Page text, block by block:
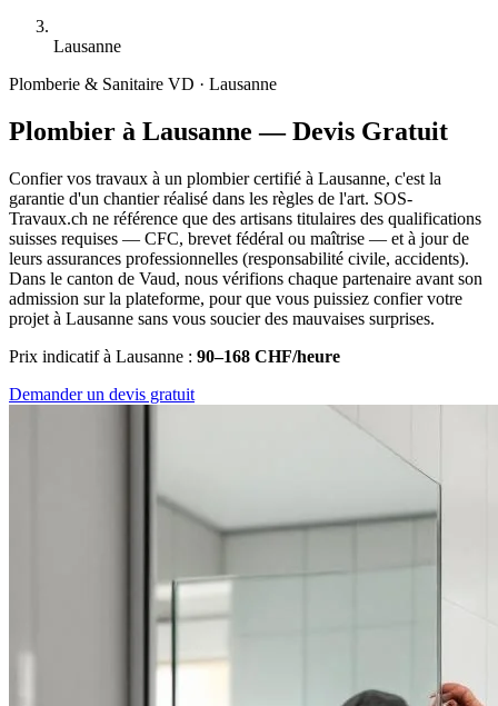
Lausanne
Plomberie & Sanitaire VD · Lausanne
Plombier à Lausanne — Devis Gratuit
Confier vos travaux à un plombier certifié à Lausanne, c'est la
garantie d'un chantier réalisé dans les règles de l'art. SOS-
Travaux.ch ne référence que des artisans titulaires des qualifications
suisses requises — CFC, brevet fédéral ou maîtrise — et à jour de
leurs assurances professionnelles (responsabilité civile, accidents).
Dans le canton de Vaud, nous vérifions chaque partenaire avant son
admission sur la plateforme, pour que vous puissiez confier votre
projet à Lausanne sans vous soucier des mauvaises surprises.
Prix indicatif à Lausanne : 90–168 CHF/heure
Demander un devis gratuit